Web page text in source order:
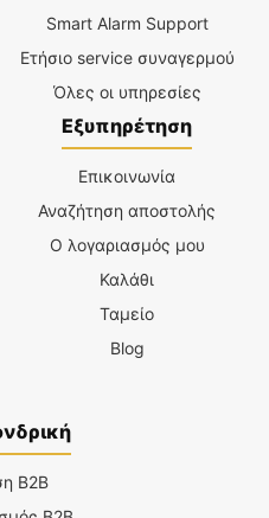
Smart Alarm Support
Ετήσιο service συναγερμού
Όλες οι υπηρεσίες
Εξυπηρέτηση
Επικοινωνία
Αναζήτηση αποστολής
Ο λογαριασμός μου
Καλάθι
Ταμείο
Blog
B2B